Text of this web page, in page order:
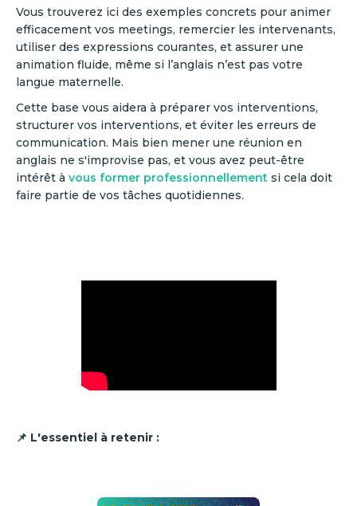
Vous trouverez ici des exemples concrets pour animer
efficacement vos meetings, remercier les intervenants,
utiliser des expressions courantes, et assurer une
animation fluide, même si l’anglais n’est pas votre
langue maternelle.
Cette base vous aidera à préparer vos interventions,
structurer vos interventions, et éviter les erreurs de
communication. Mais bien mener une réunion en
anglais ne s'improvise pas, et vous avez peut-être
intérêt à vous former professionnellement si cela doit
faire partie de vos tâches quotidiennes.
📌 L'essentiel à retenir :